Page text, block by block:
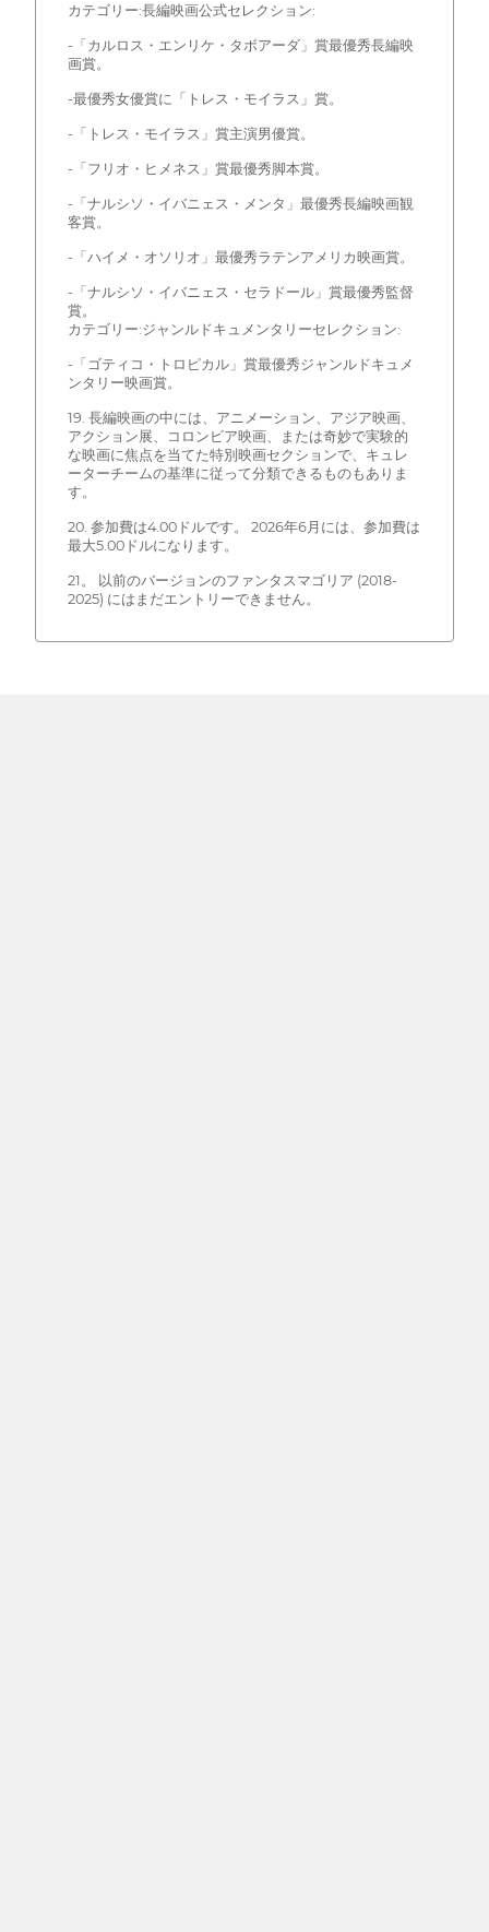
カテゴリー:長編映画公式セレクション:
-「カルロス・エンリケ・タボアーダ」賞最優秀長編映
画賞。
-最優秀女優賞に「トレス・モイラス」賞。
-「トレス・モイラス」賞主演男優賞。
-「フリオ・ヒメネス」賞最優秀脚本賞。
-「ナルシソ・イバニェス・メンタ」最優秀長編映画観
客賞。
-「ハイメ・オソリオ」最優秀ラテンアメリカ映画賞。
-「ナルシソ・イバニェス・セラドール」賞最優秀監督
賞。
カテゴリー:ジャンルドキュメンタリーセレクション:
-「ゴティコ・トロピカル」賞最優秀ジャンルドキュメ
ンタリー映画賞。
19. 長編映画の中には、アニメーション、アジア映画、
アクション展、コロンビア映画、または奇妙で実験的
な映画に焦点を当てた特別映画セクションで、キュレ
ーターチームの基準に従って分類できるものもありま
す。
20. 参加費は4.00ドルです。 2026年6月には、参加費は
最大5.00ドルになります。
21。 以前のバージョンのファンタスマゴリア (2018-
2025) にはまだエントリーできません。